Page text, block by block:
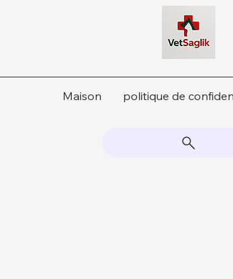
Maison politique de